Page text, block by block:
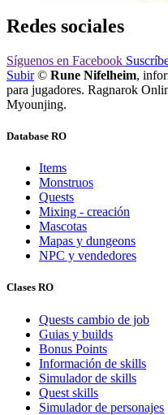
Redes sociales
Síguenos en Facebook
Subir© Rune Nifelheim,
para jugadores. Ragnarok
Myounjing.
Database RO
Items
Monstruos
Quests
Mixing - creación
Mascotas
Mapas y dungeons
NPC y vendedores
Clases RO
Quests cambio de job
Guias y builds
Bonus Points
Información de skills
Simulador de skills
Quest skills
Simulador de personajes